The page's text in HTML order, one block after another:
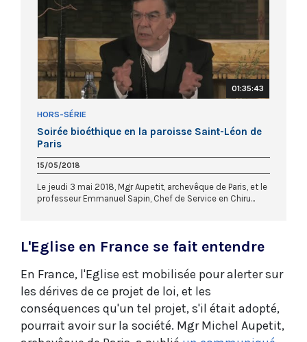
01:35:43
HORS-SÉRIE
Soirée bioéthique en la paroisse Saint-Léon de
Paris
15/05/2018
Le jeudi 3 mai 2018, Mgr Aupetit, archevêque de Paris, et le
professeur Emmanuel Sapin, Chef de Service en Chiru...
L'Eglise en France se fait entendre
En France, l'Eglise est mobilisée pour alerter sur
les dérives de ce projet de loi, et les
conséquences qu'un tel projet, s'il était adopté,
pourrait avoir sur la société. Mgr Michel Aupetit,